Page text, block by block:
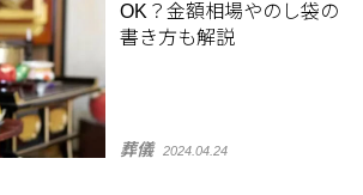
OK？金額相場やのし袋の
書き方も解説
葬儀 2024.04.24